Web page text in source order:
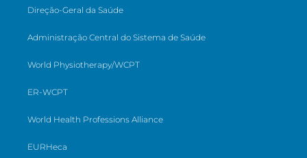
Direção-Geral da Saúde
Administração Central do Sistema de Saúde
World Physiotherapy/WCPT
ER-WCPT
World Health Professions Alliance
EURHeca